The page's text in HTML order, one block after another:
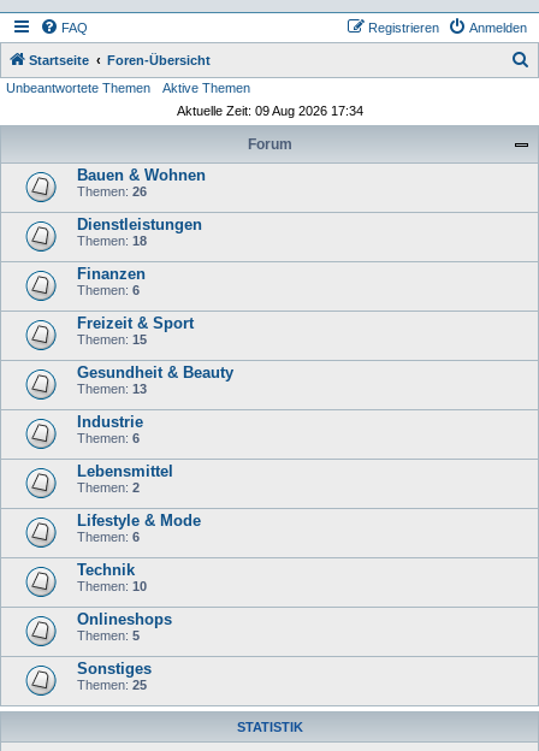
FAQ Anmelden
Registrieren
Startseite Foren-Übersicht
Unbeantwortete Themen
Aktive Themen
Aktuelle Zeit: 09 Aug 2026 17:34
Forum
Bauen & Wohnen
Themen: 26
Dienstleistungen
Themen: 18
Finanzen
Themen: 6
Freizeit & Sport
Themen: 15
Gesundheit & Beauty
Themen: 13
Industrie
Themen: 6
Lebensmittel
Themen: 2
Lifestyle & Mode
Themen: 6
Technik
Themen: 10
Onlineshops
Themen: 5
Sonstiges
Themen: 25
STATISTIK